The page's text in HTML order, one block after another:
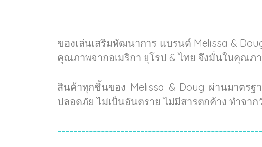
ของเล่นเสริมพัฒนาการ แบรนด์ Melissa &
คุณภาพจากอเมริกา ยุโรป & ไทย จึงมั่นในคุณภา
สินค้าทุกชิ้นของ Melissa & Doug ผ่านมาตรฐ
ปลอดภัย ไม่เป็นอันตราย ไม่มีสารตกค้าง ทำจา